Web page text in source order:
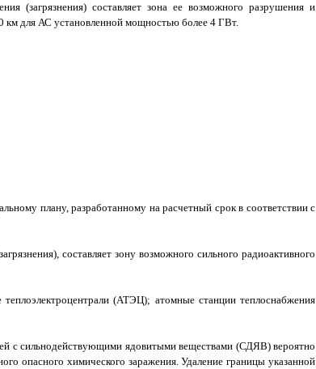
(загрязнения) составляет зона ее возможного разрушения и
км для АС установленной мощностью более 4 ГВт.
плану, разработанному на расчетный срок в соответствии с
составляет зону возможного сильного радиоактивного
(АТЭЦ); атомные станции теплоснабжения
с сильнодействующими ядовитыми веществами (СДЯВ) вероятно
опасного химического заражения. Удаление границы указанной